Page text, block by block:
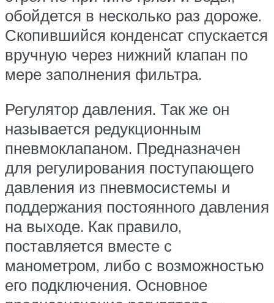
обойдется в несколько раз дороже.
Скопившийся конденсат спускается
вручную через нижний клапан по
мере заполнения фильтра.
Регулятор давления. Так же он
называется редукционным
пневмоклапаном. Предназначен
для регулирования поступающего
давления из пневмосистемы и
поддержания постоянного давления
на выходе. Как правило,
поставляется вместе с
манометром, либо с возможностью
его подключения. Основное